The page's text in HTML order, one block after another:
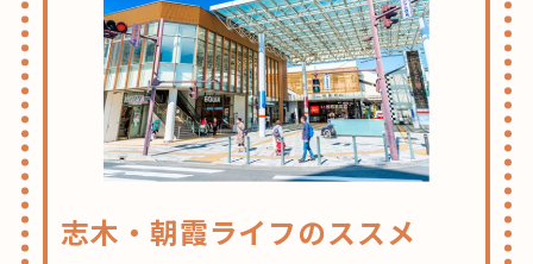
志木・朝霞ライフのススメ